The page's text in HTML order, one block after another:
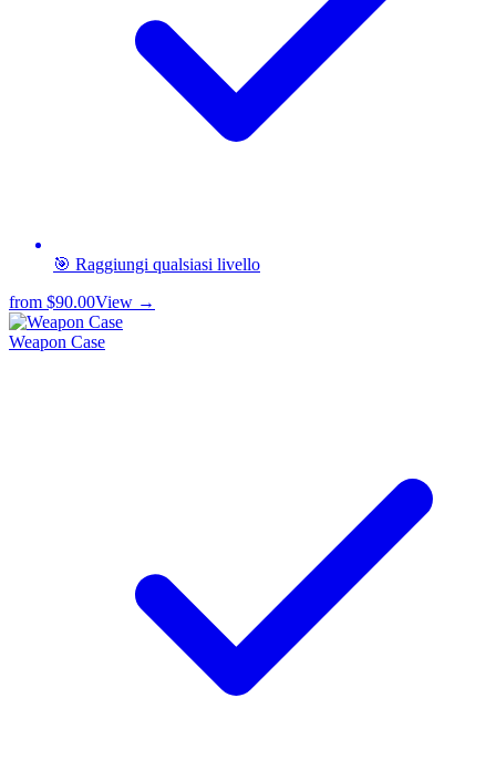
🎯 Raggiungi qualsiasi livello
from $90.00View →
Weapon Case